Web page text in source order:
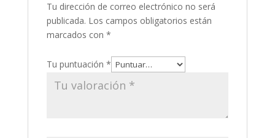
Tu dirección de correo electrónico no será
publicada. Los campos obligatorios están
marcados con *
Tu puntuación *